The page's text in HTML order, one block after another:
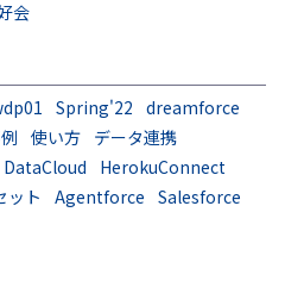
会
Spring'22 dreamforce
使い方 データ連携
DataCloud
HerokuConnect
ット Agentforce Salesforce